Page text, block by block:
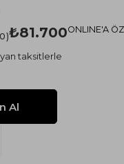
₺81.700
taksitlerle
ONLINE'A